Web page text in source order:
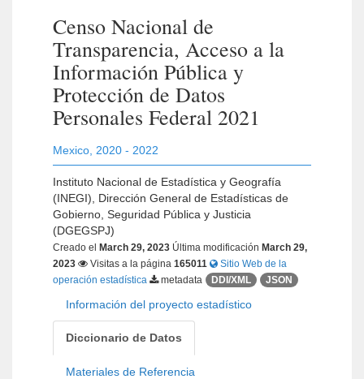
Censo Nacional de
Transparencia, Acceso a la
Información Pública y
Protección de Datos
Personales Federal 2021
Mexico 2020 - 2022
Instituto Nacional de Estadística y Geografía
(INEGI), Dirección General de Estadísticas de
Gobierno, Seguridad Pública y Justicia
(DGEGSPJ)
Creado el March 29, 2023 Última modificación March 29,
2023
Visitas a la página 165011
Sitio Web de la
operación estadística
metadata DDI/XML JSON
Información del proyecto estadístico
Diccionario de Datos
Materiales de Referencia